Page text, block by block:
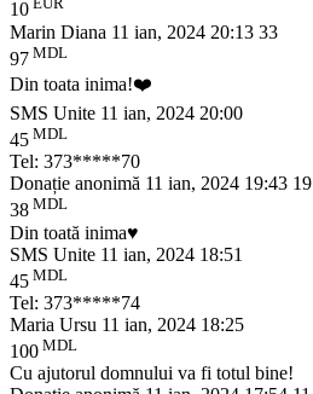
10
Marin Diana 11 ian, 2024 20:13 33
97 MDL
Din toata inima!❤️
SMS Unite 11 ian, 2024 20:00
45 MDL
Tel: 373*****70
Donație anonimă 11 ian, 2024 19:43 19
38 MDL
Din toată inima♥️
SMS Unite 11 ian, 2024 18:51
45 MDL
Tel: 373*****74
Maria Ursu 11 ian, 2024 18:25
100 MDL
Cu ajutorul domnului va fi totul bine!